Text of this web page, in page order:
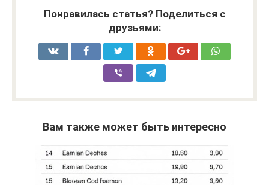
Понравилась статья? Поделиться с
друзьями:
Вам также может быть интересно